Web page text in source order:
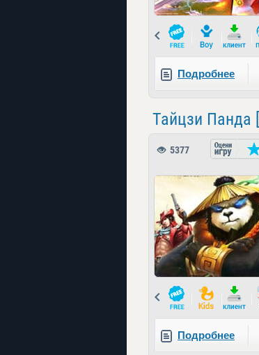
Prev
Подробнее
Тайцзи Панда
5377
Prev
Подробнее